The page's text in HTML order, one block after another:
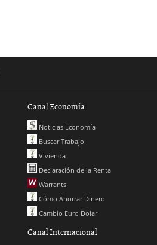
Canal Economía
Noticias Economía
Buscar Trabajo
Vivienda
Declaración de la Renta
Warrants
Cómo Ahorrar Dinero
Cambio Euro Dolar
Canal Internacional